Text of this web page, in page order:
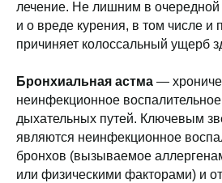
лечение. Не лишним в очередной
и о вреде курения, в том числе и
причиняет колоссальный ущерб
Бронхиальная астма —
неинфекционное
дыхательных путей. Ключевым
являются неинфекционное
бронхов (вызываемое
или физическими факторами) и